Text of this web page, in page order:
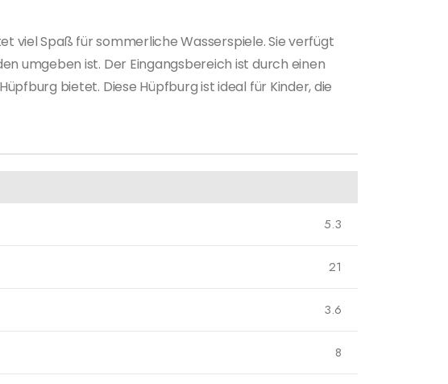
viel Spaß für sommerliche Wasserspiele. Sie verfügt
umgeben ist. Der Eingangsbereich ist durch einen
bietet. Diese Hüpfburg ist ideal für Kinder, die
5.3
21
3.6
8